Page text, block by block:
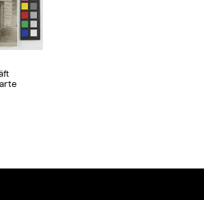
hinzufügen